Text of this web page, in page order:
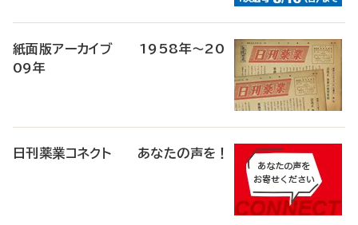
紙面版アーカイブ 1958年～20
09年
日刊薬業コネクト あなたの声を！